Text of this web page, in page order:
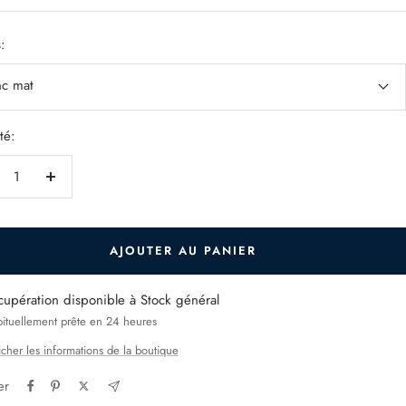
mat
Augmenter
quantité
AJOUTER AU PANIER
disponible à Stock général
prête en 24 heures
les informations de la boutique